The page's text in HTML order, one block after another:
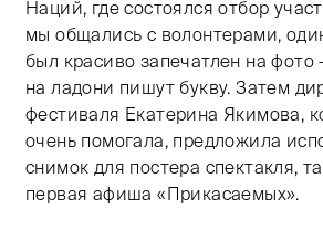
Наций, где состоялся отбор
мы общались с волонтерами,
был красиво запечатлен на фото
на ладони пишут букву. Затем
фестиваля Екатерина Якимова,
очень помогала, предложила
снимок для постера спектакля,
первая афиша «Прикасаемых».